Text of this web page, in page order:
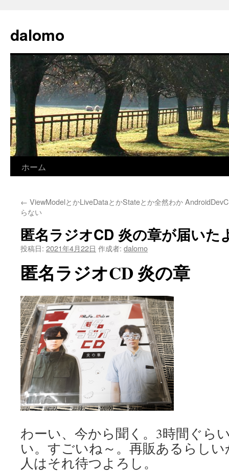
テ
ン
ス
キ
ッ
プ
dalomo
ホーム
← ViewModelとかLiveDataとかStateとか全然わか
らない
匿名ラジオCD 炎の章が届いた
投稿日: 2021年4月22日 作成者: dalomo
匿名ラジオCD 炎の章
わーい、今から聞く。3時間ぐら
い。すごいね～。再販あるらし
人はそれ待つよろし。